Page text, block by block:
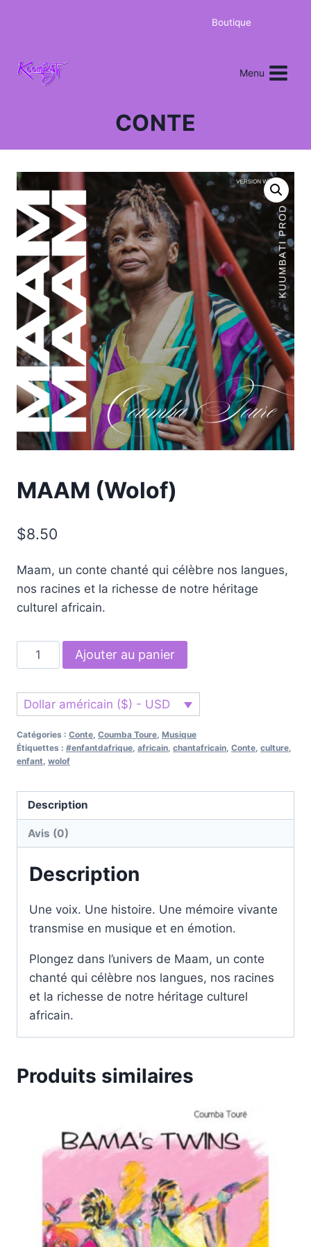
Boutique
Menu
CONTE
MAAM (Wolof)
$8.50
Maam, un conte chanté qui célèbre nos langues,
nos racines et la richesse de notre héritage
culturel africain.
Ajouter au panier
Dollar américain ($) - USD
Catégories : Conte Coumba Toure Musique
Étiquettes : #enfantdafrique africain chantafricain Conte culture
enfant wolof
Description
Avis (0)
Description
Une voix. Une histoire. Une mémoire vivante
transmise en musique et en émotion.
Plongez dans l’univers de Maam, un conte
chanté qui célèbre nos langues, nos racines
et la richesse de notre héritage culturel
africain.
Produits similaires